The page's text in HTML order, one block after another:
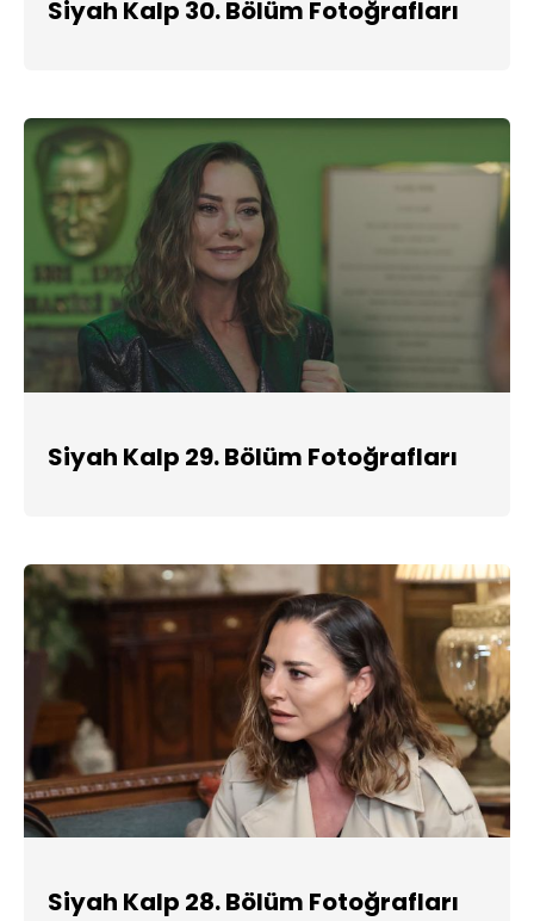
Siyah Kalp 30. Bölüm Fotoğrafları
Siyah Kalp 29. Bölüm Fotoğrafları
Siyah Kalp 28. Bölüm Fotoğrafları